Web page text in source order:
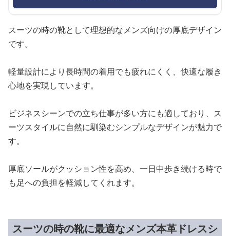
スーツの時の靴として理想的なメンズ向けの厚底デザイン
です。
軽量設計により長時間の着用でも疲れにくく、快適な履き
心地を実現しています。
ビジネスシーンでの立ち仕事が多い方にも適しており、ス
ーツスタイルに自然に馴染むシンプルなデザインが魅力で
す。
厚底ソールがクッション性を高め、一日中歩き続ける時で
も足への負担を軽減してくれます。
スーツの時の靴に最適なメンズ本革ドレスシ